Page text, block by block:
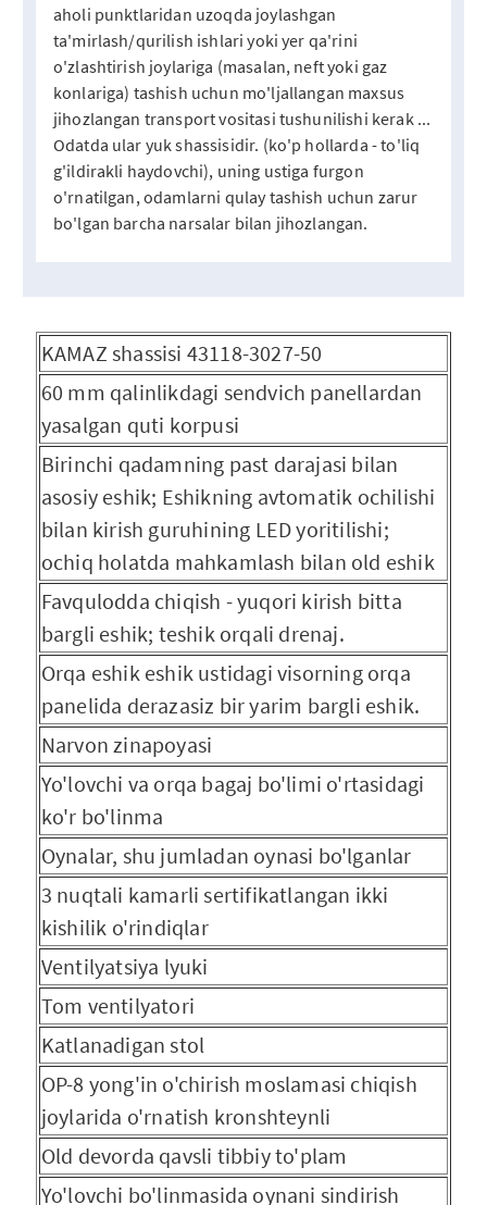
aholi punktlaridan uzoqda joylashgan
ta'mirlash/qurilish ishlari yoki yer qa'rini
o'zlashtirish joylariga (masalan, neft yoki gaz
konlariga) tashish uchun mo'ljallangan maxsus
jihozlangan transport vositasi tushunilishi kerak ...
Odatda ular yuk shassisidir. (ko'p hollarda - to'liq
g'ildirakli haydovchi), uning ustiga furgon
o'rnatilgan, odamlarni qulay tashish uchun zarur
bo'lgan barcha narsalar bilan jihozlangan.
KAMAZ shassisi 43118-3027-50
60 mm qalinlikdagi sendvich panellardan
yasalgan quti korpusi
Birinchi qadamning past darajasi bilan
asosiy eshik; Eshikning avtomatik ochilishi
bilan kirish guruhining LED yoritilishi;
ochiq holatda mahkamlash bilan old eshik
Favqulodda chiqish - yuqori kirish bitta
bargli eshik; teshik orqali drenaj.
Orqa eshik eshik ustidagi visorning orqa
panelida derazasiz bir yarim bargli eshik.
Narvon zinapoyasi
Yo'lovchi va orqa bagaj bo'limi o'rtasidagi
ko'r bo'linma
Oynalar, shu jumladan oynasi bo'lganlar
3 nuqtali kamarli sertifikatlangan ikki
kishilik o'rindiqlar
Ventilyatsiya lyuki
Tom ventilyatori
Katlanadigan stol
OP-8 yong'in o'chirish moslamasi chiqish
joylarida o'rnatish kronshteynli
Old devorda qavsli tibbiy to'plam
Yo'lovchi bo'linmasida oynani sindirish